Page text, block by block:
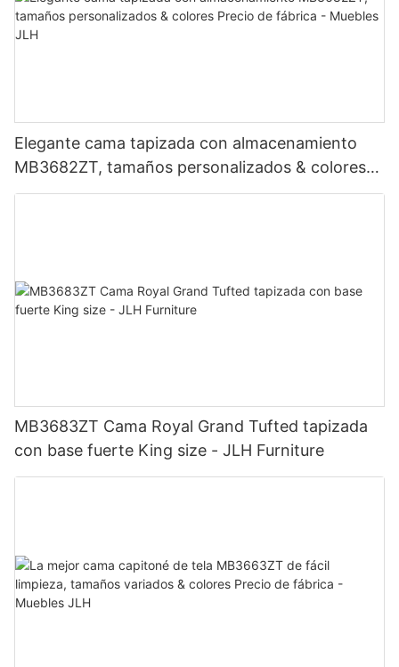
Elegante cama tapizada con almacenamiento
MB3682ZT, tamaños personalizados & colores
Precio de fábrica - Muebles JLH
MB3683ZT Cama Royal Grand Tufted tapizada
con base fuerte King size - JLH Furniture